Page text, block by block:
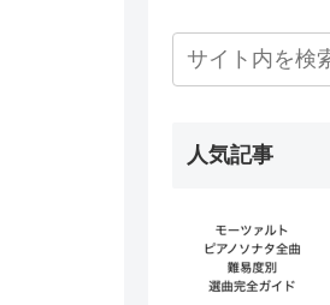
人気記事